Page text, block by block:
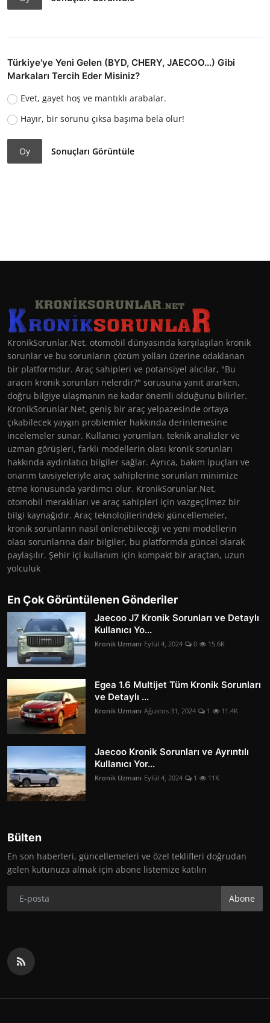
Türkiye'ye Yeni Gelen (BYD, CHERY, JAECOO...) Gibi
Markaları Tercih Eder Misiniz?
Evet, gayet hoş ve mantıklı arabalar.
Hayır, bir sorunu çıksa başıma bela olur!
Oy Sonuçları Görüntüle
KronikSorunlar.Net, otomobil dünyasında karşılaşılan kronik
sorunlar ve bu sorunların çözüm yolları üzerine odaklanan
bir platformdur. Araç sahipleri ve potansiyel alıcılar, "Bu
aracın kronik sorunları nelerdir?" sorusuna yanıt ararken,
doğru bilgiye ulaşmanın ne kadar önemli olduğunu bilirler.
KronikSorunlar.Net, geniş bir araç yelpazesinde ortaya
çıkabilecek yaygın problemler hakkında derinlemesine
incelemeler sunar. Kullanıcı yorumları, teknik analizler ve
uzman görüşleri, farklı modellerin olası kronik sorunları
hakkında aydınlatıcı bilgiler sağlar. Ayrıca, bakım ipuçları ve
onarım tavsiyeleriyle araç sahiplerine sorunları minimize
etme konusunda yardımcı olur. KronikSorunlar.Net,
otomobil meraklıları ve araç sahipleri için vazgeçilmez bir
bilgi kaynağıdır. Araç teknolojilerindeki güncellemeler,
kronik sorunların nasıl önlenebileceği ve yeni modellerin
olası sorunlarına dair bilgiler, bu platformda güncel olarak
paylaşılır. Şehir içi kullanım için kompakt bir araçtan, uzun
yolculuk
En Çok Görüntülenen Gönderiler
Jaecoo J7 Kronik Sorunları ve Detaylı
Kullanıcı Yo...
Kronik Uzmanı Eylül 4, 2024 0 15.6K
Egea 1.6 Multijet Tüm Kronik Sorunları
ve Detaylı ...
Kronik Uzmanı Ağustos 31, 2024 1 11.4K
Jaecoo Kronik Sorunları ve Ayrıntılı
Kullanıcı Yor...
Kronik Uzmanı Eylül 4, 2024 1 11K
Bülten
En son haberleri, güncellemeleri ve özel teklifleri doğrudan
gelen kutunuza almak için abone listemize katılın
Abone